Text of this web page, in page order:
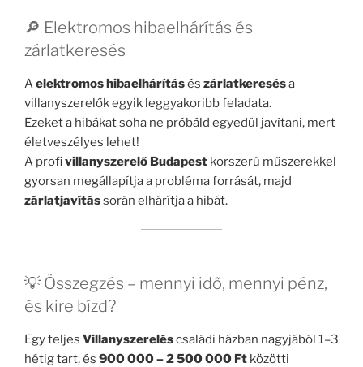
🔎 Elektromos hibaelhárítás és
zárlatkeresés
Aelektromos hibaelhárításés zárlatkeresésa
villanyszerelők egyik leggyakoribb feladata.
Ezeket a hibákat soha ne próbáld egyedül javítani, mert
életveszélyes lehet!
A profivillanyszerelő Budapest korszerű műszerekkel
gyorsan megállapítja a probléma forrását, majd
zárlatjavítássorán elhárítja a hibát.
💡 Összegzés – mennyi idő, mennyi pénz,
és kire bízd?
Egy teljes Villanyszereléscsaládi házban nagyjából 1–3
hétig tart, és 900 000 – 2 500 000 Ft közötti